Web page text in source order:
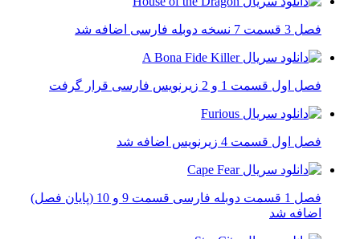
فصل 3 قسمت 7 نسخه دوبله فارسی اضافه شد
فصل اول قسمت 1 و 2 زیرنویس فارسی قرار گرفت
فصل اول قسمت 4 زیرنویس اضافه شد
فصل 1 قسمت دوبله فارسی قسمت 9 و 10 (پایان فصل)
اضافه شد